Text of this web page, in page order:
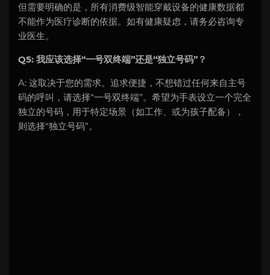
但需要明确的是，所有消费级智能穿戴设备的健康数据都
不能作为医疗诊断的依据。如有健康疑虑，请务必咨询专
业医生。
Q5: 我应该选择“一号双终端”还是“独立号码”？
A: 这取决于您的需求。追求便捷，不想错过任何来自主号
码的呼叫，请选择“一号双终端”。希望为手表设立一个完全
独立的号码，用于特定场景（如工作、或为孩子配备），
则选择“独立号码”。